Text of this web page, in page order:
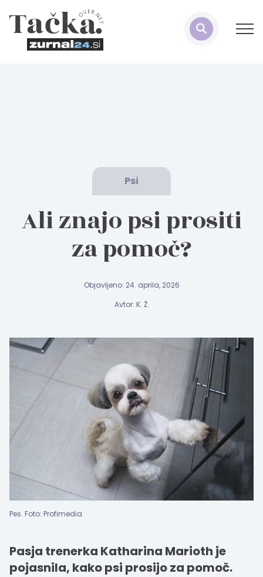
Psi
Ali znajo psi prositi
za pomoč?
Objavljeno: 24. aprila, 2026
Avtor: K. Ž.
Pes. Foto: Profimedia
Pasja trenerka Katharina Marioth je
pojasnila, kako psi prosijo za pomoč.